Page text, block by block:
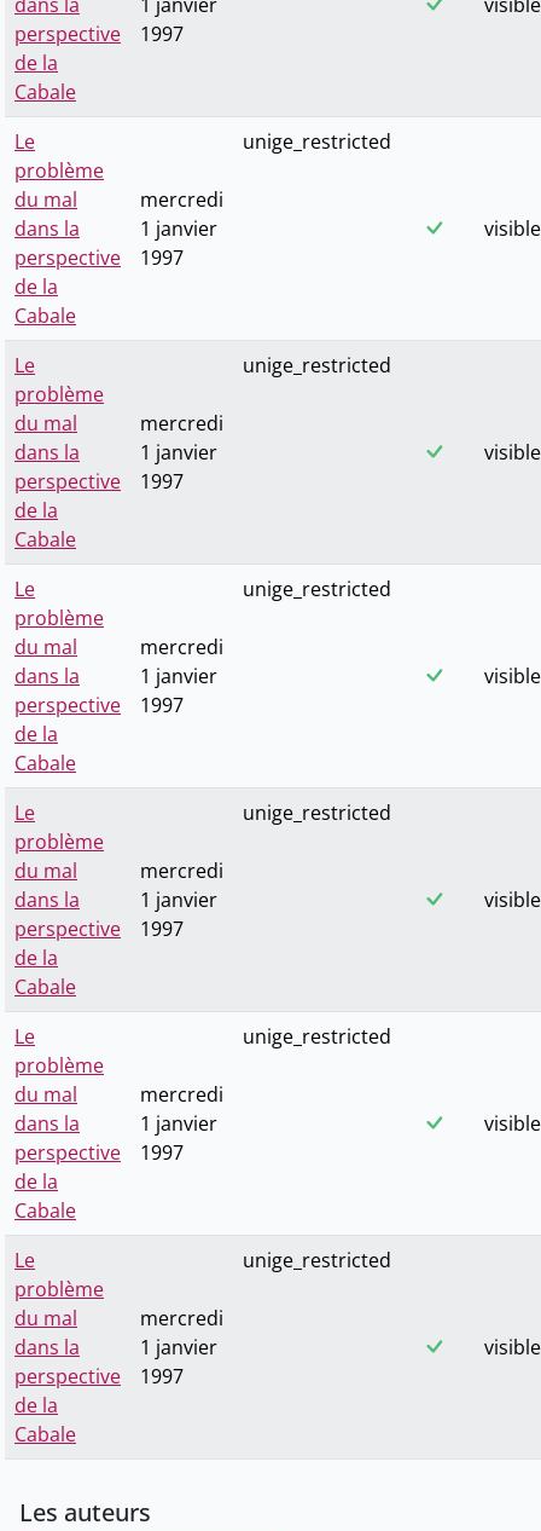
perspective
de la
Cabale
1997
Le
problème
du mal
dans la
perspective
de la
Cabale
mercredi
1 janvier
1997
unige_restricted
visible
Le
problème
du mal
dans la
perspective
de la
Cabale
mercredi
1 janvier
1997
unige_restricted
visible
Le
problème
du mal
dans la
perspective
de la
Cabale
mercredi
1 janvier
1997
unige_restricted
visible
Le
problème
du mal
dans la
perspective
de la
Cabale
mercredi
1 janvier
1997
unige_restricted
visible
Le
problème
du mal
dans la
perspective
de la
Cabale
mercredi
1 janvier
1997
unige_restricted
visible
Le
problème
du mal
dans la
perspective
de la
Cabale
mercredi
1 janvier
1997
unige_restricted
visible
Les auteurs